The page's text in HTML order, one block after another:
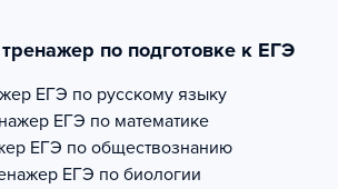
по подготовке к ЕГЭ
ЕГЭ по русскому языку
ЕГЭ по математике
ЕГЭ по обществознанию
ЕГЭ по биологии